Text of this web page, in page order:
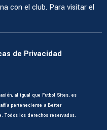
con el club. Para visitar el
de Privacidad
al igual que Futbol Sites, es
perteneciente a Better
Todos los derechos reservados.